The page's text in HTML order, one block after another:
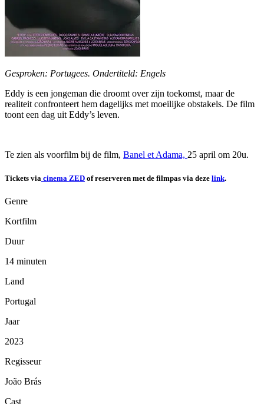
Gesproken: Portugees. Ondertiteld: Engels
Eddy is een jongeman die droomt over zijn toekomst, maar de
realiteit confronteert hem dagelijks met moeilijke obstakels. De film
toont een dag uit Eddy’s leven.
Te zien als voorfilm bij de film, Banel et Adama, 25 april om 20u.
Tickets via cinema ZED of reserveren met de filmpas via deze link.
Genre
Kortfilm
Duur
14 minuten
Land
Portugal
Jaar
2023
Regisseur
João Brás
Cast